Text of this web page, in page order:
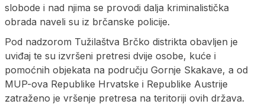
slobode i nad njima se provodi dalja kriminalistička
obrada naveli su iz brčanske policije.
Pod nadzorom Tužilaštva Brčko distrikta obavljen je
uviđaj te su izvršeni pretresi dvije osobe, kuće i
pomoćnih objekata na području Gornje Skakave, a od
MUP-ova Republike Hrvatske i Republike Austrije
zatraženo je vršenje pretresa na teritoriji ovih država.